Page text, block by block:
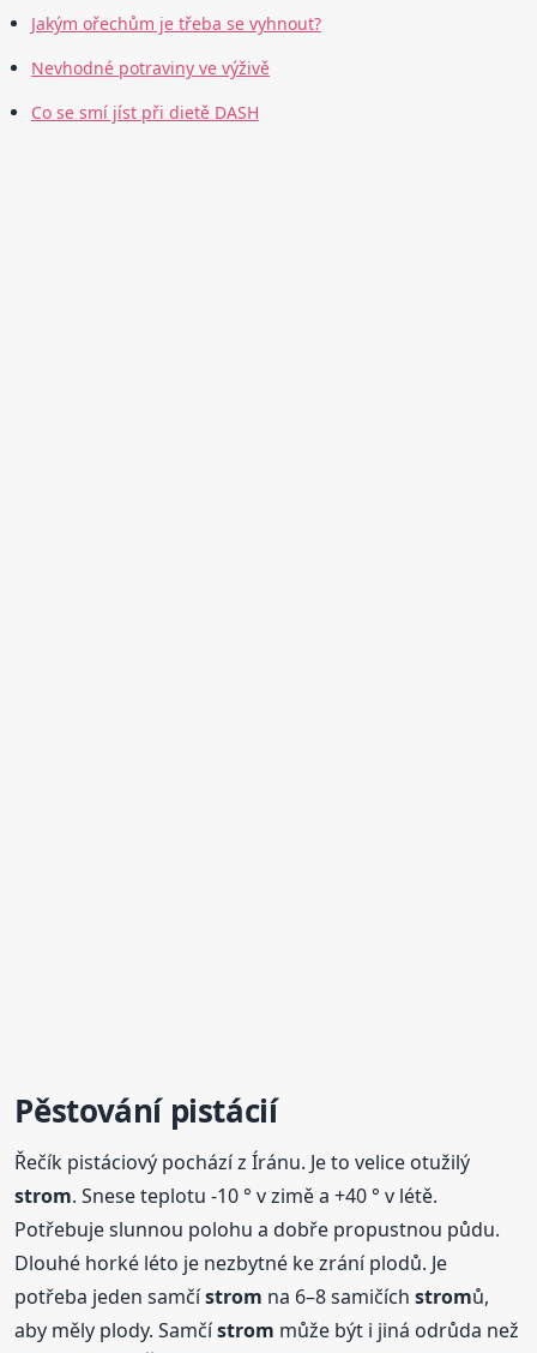
Jakým ořechům je třeba se vyhnout?
Nevhodné potraviny ve výživě
Co se smí jíst při dietě DASH
Pěstování pistácií
Řečík pistáciový pochází z Íránu. Je to velice otužilý
strom. Snese teplotu -10 ° v zimě a +40 ° v létě.
Potřebuje slunnou polohu a dobře propustnou půdu.
Dlouhé horké léto je nezbytné ke zrání plodů. Je
potřeba jeden samčístrom na 6–8 samičíchstromů,
aby měly plody. Samčístrom může být i jiná odrůda než